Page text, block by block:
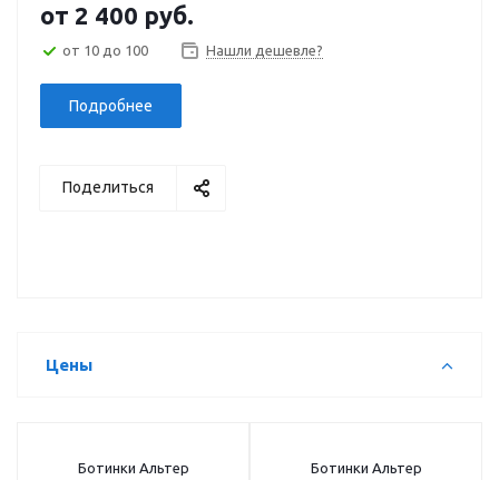
от 2 400 руб.
от 10 до 100 Нашли дешевле?
Подробнее
Поделиться
Цены
Ботинки Альтер
Ботинки Альтер